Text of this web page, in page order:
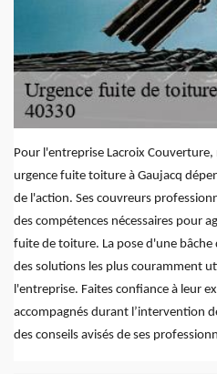
Pour l'entreprise Lacroix
urgence fuite toiture à Gaujacq
de l'action. Ses couvreurs
des compétences nécessaires pour
fuite de toiture. La pose d'une
des solutions les plus couramment
l'entreprise. Faites confiance à leur
accompagnés durant l’intervention
des conseils avisés de ses